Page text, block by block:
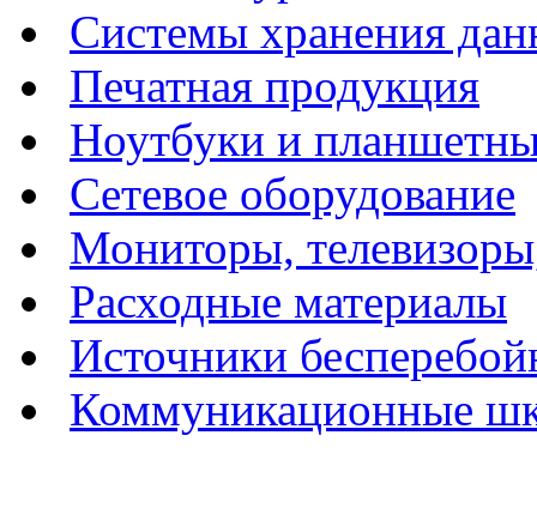
Системы хранения
Печатная продукция
Ноутбуки и
Сетевое оборудование
Мониторы,
Расходные материалы
Источники
Коммуникационные